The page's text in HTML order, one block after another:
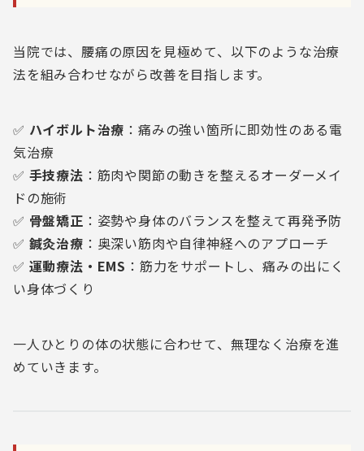
当院では、腰痛の原因を見極めて、以下のような治療
法を組み合わせながら改善を目指します。
✅ ハイボルト治療 ：痛みの強い箇所に即効性のある電
気治療
✅ 手技療法 ：筋肉や関節の動きを整えるオーダーメイ
ドの施術
✅ 骨盤矯正 ：姿勢や身体のバランスを整えて再発予防
✅ 鍼灸治療 ：奥深い筋肉や自律神経へのアプローチ
✅ 運動療法・EMS ：筋力をサポートし、痛みの出にく
い身体づくり
一人ひとりの体の状態に合わせて、無理なく治療を進
めていきます。